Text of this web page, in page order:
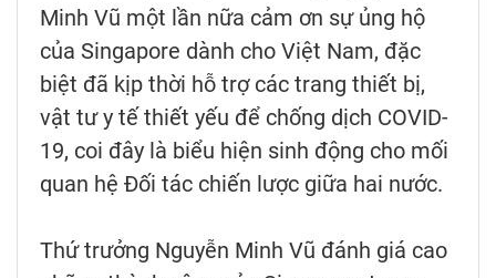
Minh Vũ một lần nữa cảm ơn sự ủng hộ
của Singapore dành cho Việt Nam, đặc
biệt đã kịp thời hỗ trợ các trang thiết bị,
vật tư y tế thiết yếu để chống dịch COVID-
19, coi đây là biểu hiện sinh động cho mối
quan hệ Đối tác chiến lược giữa hai nước.
Thứ trưởng Nguyễn Minh Vũ đánh giá cao